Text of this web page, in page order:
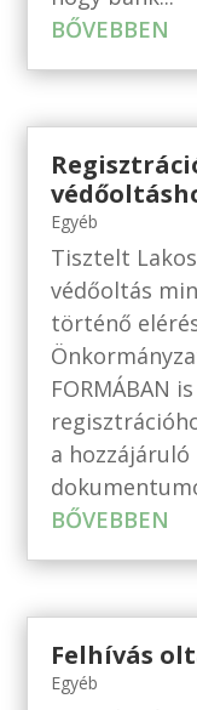
BŐVEBBEN
Egyéb
Tisztelt
védőoltás
történő
FORMÁBAN
a
BŐVEBBEN
Felhívás
Egyéb